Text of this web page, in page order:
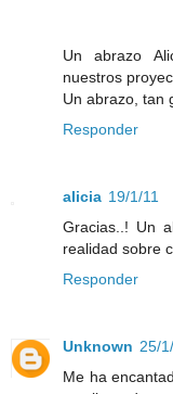
Un abrazo
nuestros
Un abrazo, tan
Responder
alicia 19/1/11
Gracias..! Un
realidad sobre
Responder
Unknown 25/
Me ha